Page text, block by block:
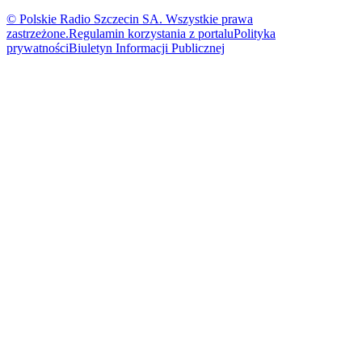
© Polskie Radio Szczecin SA. Wszystkie prawa
zastrzeżone.Regulamin korzystania z portaluPolityka
prywatnościBiuletyn Informacji Publicznej